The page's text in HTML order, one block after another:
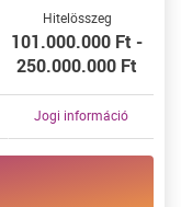
Hitelösszeg
101.000.000 Ft -
250.000.000 Ft
Jogi információ